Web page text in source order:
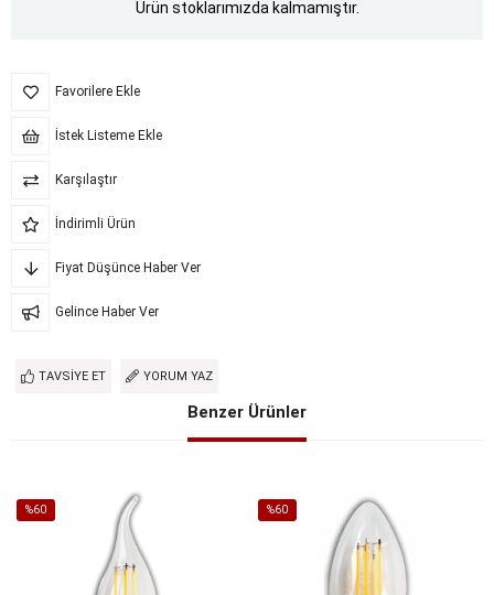
Ürün stoklarımızda kalmamıştır.
Favorilere Ekle
İstek Listeme Ekle
Karşılaştır
İndirimli Ürün
Fiyat Düşünce Haber Ver
Gelince Haber Ver
TAVSIYE ET YORUM YAZ
Benzer Ürünler
%60
%60